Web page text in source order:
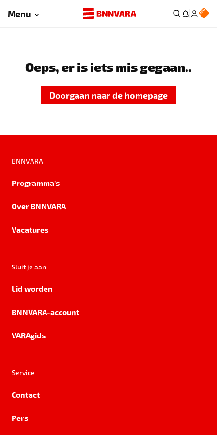
Menu
Oeps, er is iets mis gegaan..
Doorgaan naar de homepage
BNNVARA
Programma's
Over BNNVARA
Vacatures
Sluit je aan
Lid worden
BNNVARA-account
VARAgids
Service
Contact
Pers